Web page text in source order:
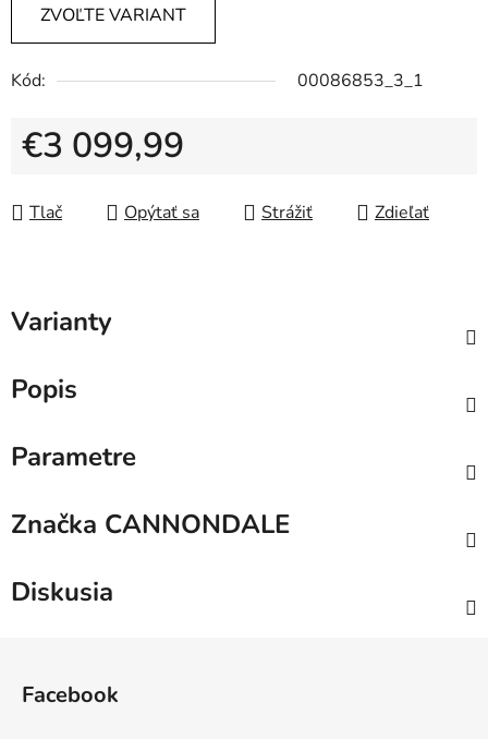
ZVOĽTE VARIANT
Kód: 00086853_3_1
€3 099,99
Tlač
Opýtať sa Strážiť Zdieľať
Varianty
Popis
Parametre
Značka CANNONDALE
Diskusia
Facebook